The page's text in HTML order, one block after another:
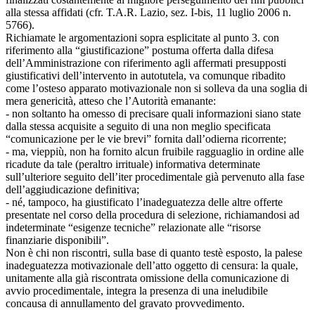
alla stessa affidati (cfr. T.A.R. Lazio, sez. I-bis, 11 luglio 2006 n.
5766).
Richiamate le argomentazioni sopra esplicitate al punto 3. con
riferimento alla “giustificazione” postuma offerta dalla difesa
dell’Amministrazione con riferimento agli affermati presupposti
giustificativi dell’intervento in autotutela, va comunque ribadito
come l’osteso apparato motivazionale non si solleva da una soglia di
mera genericità, atteso che l’Autorità emanante:
- non soltanto ha omesso di precisare quali informazioni siano state
dalla stessa acquisite a seguito di una non meglio specificata
“comunicazione per le vie brevi” fornita dall’odierna ricorrente;
- ma, vieppiù, non ha fornito alcun fruibile ragguaglio in ordine alle
ricadute da tale (peraltro irrituale) informativa determinate
sull’ulteriore seguito dell’iter procedimentale già pervenuto alla fase
dell’aggiudicazione definitiva;
- né, tampoco, ha giustificato l’inadeguatezza delle altre offerte
presentate nel corso della procedura di selezione, richiamandosi ad
indeterminate “esigenze tecniche” relazionate alle “risorse
finanziarie disponibili”.
Non è chi non riscontri, sulla base di quanto testè esposto, la palese
inadeguatezza motivazionale dell’atto oggetto di censura: la quale,
unitamente alla già riscontrata omissione della comunicazione di
avvio procedimentale, integra la presenza di una ineludibile
concausa di annullamento del gravato provvedimento.